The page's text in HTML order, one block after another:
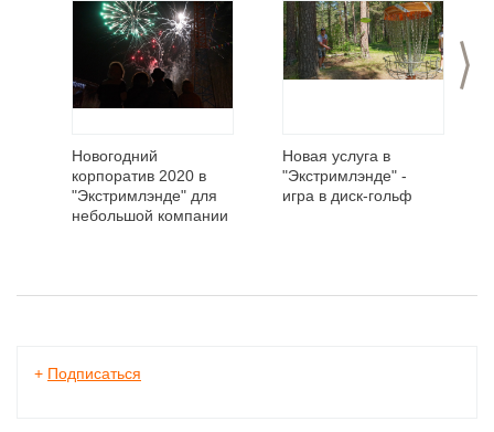
>
Новогодний
корпоратив 2020 в
"Экстримлэнде" для
небольшой компании
Новая услуга в
"Экстримлэнде" -
игра в диск-гольф
+ Подписаться